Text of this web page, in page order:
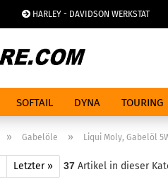
HARLEY - DAVIDSON WERKSTAT
SOFTAIL DYNA TOURING
» Gabelöle » Liqui Moly, Gabelöl
Letzter » 37 Artikel in dieser